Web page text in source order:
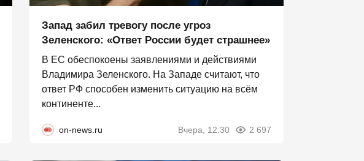
Запад забил тревогу после угроз
Зеленского: «Ответ России будет страшнее»
В ЕС обеспокоены заявлениями и действиями
Владимира Зеленского. На Западе считают, что
ответ РФ способен изменить ситуацию на всём
континенте...
on-news.ru Вчера, 12:30 2 697